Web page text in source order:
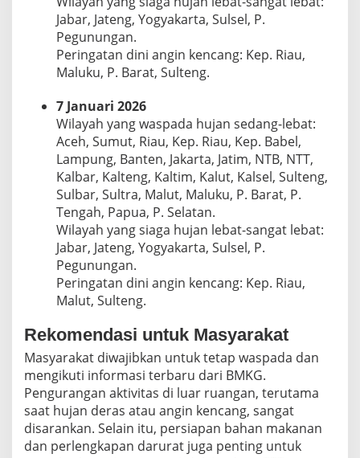
Jabar, Jateng, Yogyakarta, Sulsel, P.
Pegunungan.
Peringatan dini angin kencang: Kep. Riau,
Maluku, P. Barat, Sulteng.
7 Januari 2026
Wilayah yang waspada hujan sedang-lebat:
Aceh, Sumut, Riau, Kep. Riau, Kep. Babel,
Lampung, Banten, Jakarta, Jatim, NTB, NTT,
Kalbar, Kalteng, Kaltim, Kalut, Kalsel, Sulteng,
Sulbar, Sultra, Malut, Maluku, P. Barat, P.
Tengah, Papua, P. Selatan.
Wilayah yang siaga hujan lebat-sangat lebat:
Jabar, Jateng, Yogyakarta, Sulsel, P.
Pegunungan.
Peringatan dini angin kencang: Kep. Riau,
Malut, Sulteng.
Rekomendasi untuk Masyarakat
Masyarakat diwajibkan untuk tetap waspada dan
mengikuti informasi terbaru dari BMKG.
Pengurangan aktivitas di luar ruangan, terutama
saat hujan deras atau angin kencang, sangat
disarankan. Selain itu, persiapan bahan makanan
dan perlengkapan darurat juga penting untuk